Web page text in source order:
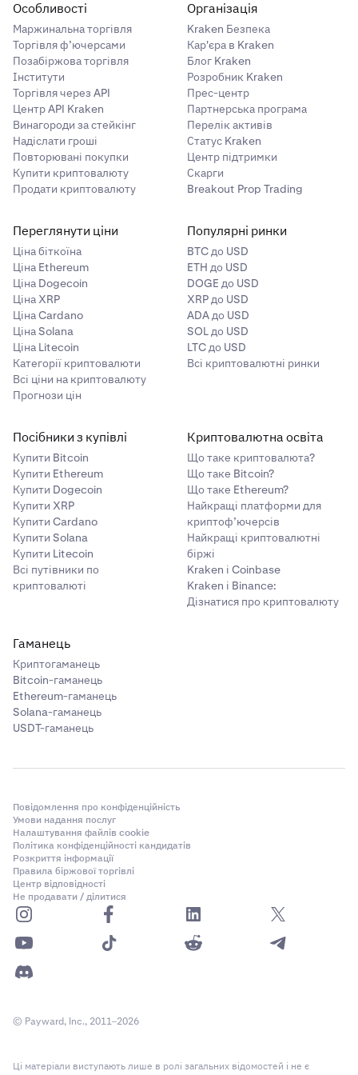
перешкоджати доступу до коштів.
Ризик шахрайства
: шахрайські проєкти або схеми
фінансових пірамід можуть призвести до повної
втрати інвестицій.
Технологічний ризик
: помилки або збої в технології
блокчейну можуть підірвати функціональність або
вартість криптовалюти.
Ризик, якого зазнають під час роботи з
контрагентами: якщо криптовалютна біржа або
платформа збанкрутує або зазнає хакерської
Ризик смарт-контрактів
: вразливості або помилки
в смарт-контрактах можуть бути використані
зловмисниками, що призведе до втрати коштів або
зриву контракту.
Особливості
Маржинальна торгівля
Торгівля ф’ючерсами
Позабіржова торгівля
Інститути
Торгівля через API
Центр API Kraken
Винагороди за стейкінг
Надіслати гроші
Повторювані покупки
Купити криптовалюту
Продати криптовалюту
Організація
Kraken Безпека
Кар'єра в Kraken
Блог Kraken
Розробник Kraken
Прес-центр
Партнерська програма
Перелік активів
Статус Kraken
Центр підтримки
Скарги
Breakout Prop Trading
Переглянути ціни
Ціна біткоїна
Ціна Ethereum
Ціна Dogecoin
Ціна XRP
Ціна Cardano
Ціна Solana
Ціна Litecoin
Категорії криптовалюти
Всі ціни на криптовалюту
Прогнози цін
Популярні ринки
BTC до USD
ETH до USD
DOGE до USD
XRP до USD
ADA до USD
SOL до USD
LTC до USD
Всі криптовалютні ринки
Посібники з купівлі
Купити Bitcoin
Купити Ethereum
Купити Dogecoin
Купити XRP
Купити Cardano
Купити Solana
Купити Litecoin
Всі путівники по
криптовалюті
Криптовалютна освіта
Що таке криптовалюта?
Що таке Bitcoin?
Що таке Ethereum?
Найкращі платформи для
криптоф’ючерсів
Найкращі криптовалютні
біржі
Kraken і Coinbase
Kraken і Binance:
Дізнатися про криптовалюту
Гаманець
Криптогаманець
Bitcoin-гаманець
Ethereum-гаманець
Solana-гаманець
USDT-гаманець
Повідомлення про конфіденційність
Умови надання послуг
Налаштування файлів cookie
Політика конфіденційності кандидатів
Розкриття інформації
Правила біржової торгівлі
Центр відповідності
Не продавати / ділитися
© Payward, Inc., 2011–2026
Ці матеріали виступають лише в ролі загальних відомостей і не є